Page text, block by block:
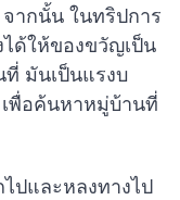
ากนั้น ในทริปการ
ด้ให้ของขวัญเป็น
มันเป็นแรงบ
พื่อค้นหาหมู่บ้านที่
ปและหลงทางไป